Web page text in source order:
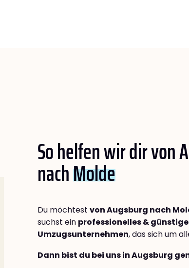
So helfen wir dir von
nachMolde
Du möchtest von Augsburg nach
suchst ein professionelles &
Umzugsunternehmen, das sich um
Dann bist du bei uns in Augsburg